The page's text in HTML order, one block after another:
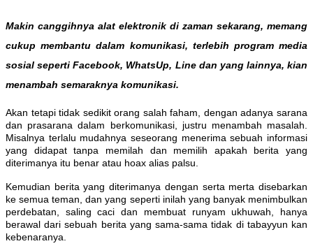
Makin canggihnya alat elektronik di zaman sekarang, memang
cukup membantu dalam komunikasi, terlebih program media
sosial seperti Facebook, WhatsUp, Line dan yang lainnya, kian
menambah semaraknya komunikasi.
Akan tetapi tidak sedikit orang salah faham, dengan adanya sarana
dan prasarana dalam berkomunikasi, justru menambah masalah.
Misalnya terlalu mudahnya seseorang menerima sebuah informasi
yang didapat tanpa memilah dan memilih apakah berita yang
diterimanya itu benar atau hoax alias palsu.
Kemudian berita yang diterimanya dengan serta merta disebarkan
ke semua teman, dan yang seperti inilah yang banyak menimbulkan
perdebatan, saling caci dan membuat runyam ukhuwah, hanya
berawal dari sebuah berita yang sama-sama tidak di tabayyun kan
kebenaranya.